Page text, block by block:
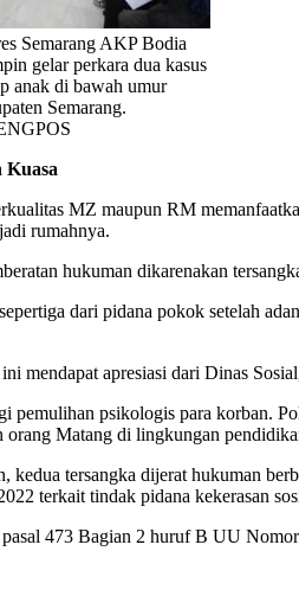
Semarang AKP Bodia
gelar perkara dua kasus
anak di bawah umur
Semarang.
Kuasa
MZ maupun RM
rumahnya.
hukuman dikarenakan
dari pidana pokok setelah
mendapat apresiasi dari Dinas
pemulihan psikologis para korban.
orang Matang di lingkungan
kedua tersangka dijerat hukuman
terkait tindak pidana kekerasan
473 Bagian 2 huruf B UU